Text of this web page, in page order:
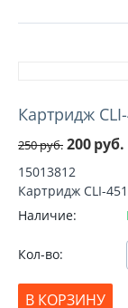
Картридж
250руб. 200руб.
15013812
Картридж CLI-
Наличие:
Кол-во:
В КОРЗИНУ